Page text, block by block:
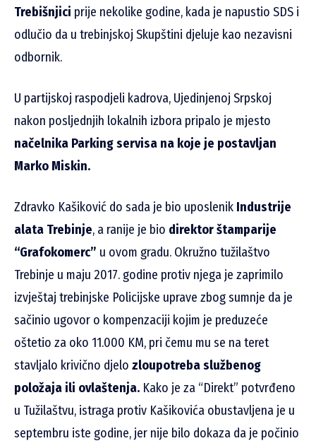
Trebišnjici prije nekolike godine, kada je napustio SDS i
odlučio da u trebinjskoj Skupštini djeluje kao nezavisni
odbornik.
U partijskoj raspodjeli kadrova, Ujedinjenoj Srpskoj
nakon posljednjih lokalnih izbora pripalo je mjesto
načelnika Parking servisa na koje je postavljan
Marko Miskin.
Zdravko Kašiković do sada je bio uposlenik Industrije
alata Trebinje, a ranije je bio direktor štamparije
“Grafokomerc” u ovom gradu. Okružno tužilaštvo
Trebinje u maju 2017. godine protiv njega je zaprimilo
izvještaj trebinjske Policijske uprave zbog sumnje da je
sačinio ugovor o kompenzaciji kojim je preduzeće
oštetio za oko 11.000 KM, pri čemu mu se na teret
stavljalo krivično djelo zloupotreba službenog
položaja ili ovlaštenja. Kako je za “Direkt” potvrđeno
u Tužilaštvu, istraga protiv Kašikovića obustavljena je u
septembru iste godine, jer nije bilo dokaza da je počinio